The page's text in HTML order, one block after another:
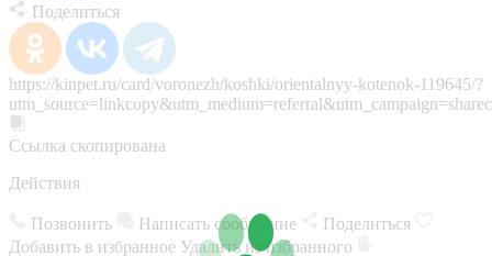
Поделиться
https://kinpet.ru/card/voronezh/koshki/orientalnyy-kotenok-119645/?
Ссылка скопирована
Действия
Позвонить Написать сообщение
Поделиться
Добавить в избранное Удалить из избранного